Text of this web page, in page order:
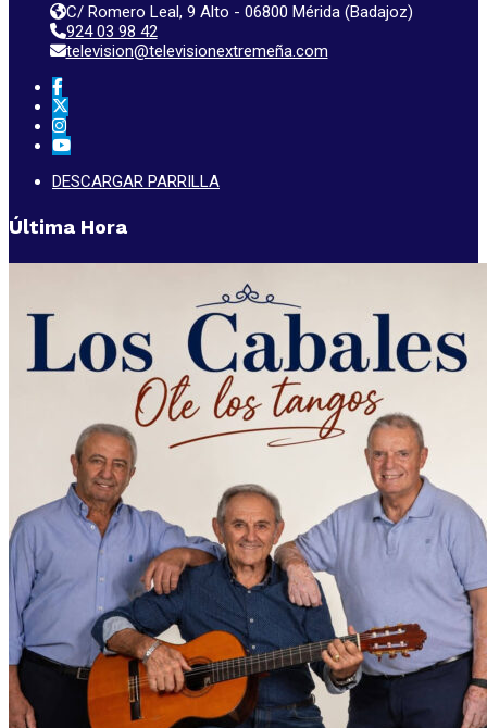
C/ Romero Leal, 9 Alto - 06800 Mérida (Badajoz)
924 03 98 42
television@televisionextremeña.com
DESCARGAR PARRILLA
Última Hora